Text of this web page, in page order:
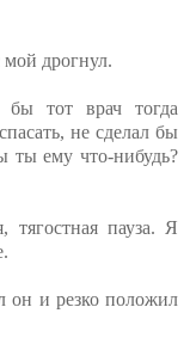
мой дрогнул.
тот врач тогда
не сделал бы
ты ему что-нибудь?
тягостная пауза. Я
и резко положил